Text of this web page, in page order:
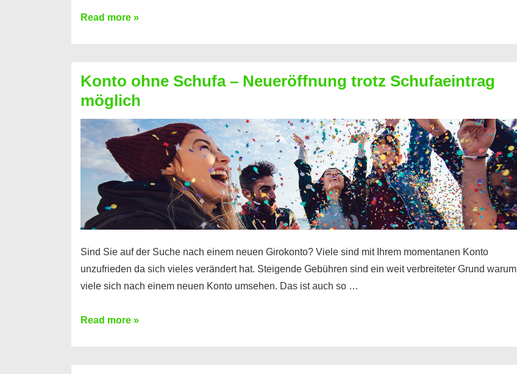
Mit
Sie
einen
Kredit
ohne
Einkommensnachweis
Read more »
Konto ohne Schufa – Neueröffnung trotz Schufaeintrag
möglich
Sind Sie auf der Suche nach einem neuen Girokonto? Viele sind mit Ihrem momentanen Konto
unzufrieden da sich vieles verändert hat. Steigende Gebühren sind ein weit verbreiteter Grund warum
viele sich nach einem neuen Konto umsehen. Das ist auch so …
Konto
Read more »